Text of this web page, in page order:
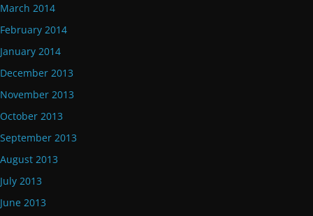
March 2014
February 2014
January 2014
December 2013
November 2013
October 2013
September 2013
August 2013
July 2013
June 2013